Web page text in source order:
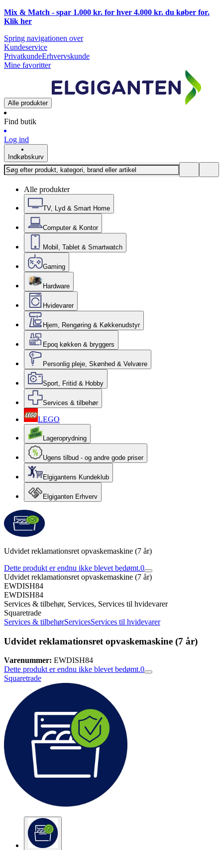
Mix & Match - spar 1.000 kr. for hver 4.000 kr. du køber for.
Klik her
Spring navigationen over
Kundeservice
PrivatkundeErhvervskunde
Mine favoritter
Alle produkter
Find butik
Log ind
Indkøbskurv
Alle produkter
TV, Lyd & Smart Home
Computer & Kontor
Mobil, Tablet & Smartwatch
Gaming
Hardware
Hvidevarer
Hjem, Rengøring & Køkkenudstyr
Epoq køkken & bryggers
Personlig pleje, Skønhed & Velvære
Sport, Fritid & Hobby
Services & tilbehør
LEGO
Lageroprydning
Ugens tilbud - og andre gode priser
Elgigantens Kundeklub
Elgiganten Erhverv
Udvidet reklamationsret opvaskemaskine (7 år)
Dette produkt er endnu ikke blevet bedømt.0
Udvidet reklamationsret opvaskemaskine (7 år)
EWDISH84
EWDISH84
Services & tilbehør, Services, Services til hvidevarer
Squaretrade
Services & tilbehørServicesServices til hvidevarer
Udvidet reklamationsret opvaskemaskine (7 år)
Varenummer: EWDISH84
Dette produkt er endnu ikke blevet bedømt.0
Squaretrade